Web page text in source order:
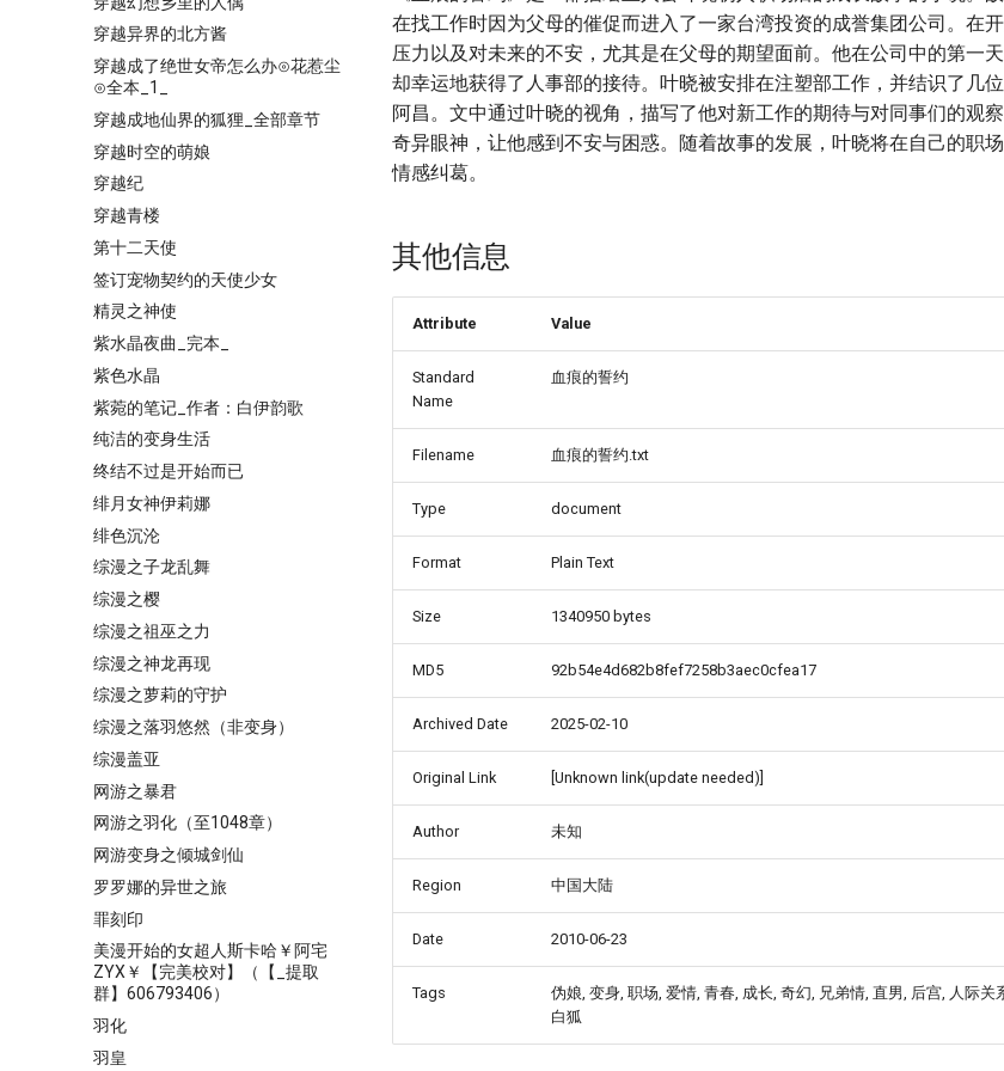
穿越异界的北方酱
穿越成了绝世女帝怎么办⊙花惹尘
⊙全本_1_
穿越成地仙界的狐狸_全部章节
穿越时空的萌娘
穿越纪
穿越青楼
第十二天使
签订宠物契约的天使少女
精灵之神使
紫水晶夜曲_完本_
紫色水晶
紫菀的笔记_作者：白伊韵歌
纯洁的变身生活
终结不过是开始而已
绯月女神伊莉娜
绯色沉沦
综漫之子龙乱舞
综漫之樱
综漫之祖巫之力
综漫之神龙再现
综漫之萝莉的守护
综漫之落羽悠然（非变身）
综漫盖亚
网游之暴君
网游之羽化（至1048章）
网游变身之倾城剑仙
罗罗娜的异世之旅
罪刻印
美漫开始的女超人斯卡哈￥阿宅
ZYX￥【完美校对】（【_提取
群】606793406）
羽化
羽皇
在找工作时因为父母的催促而进入了一家台湾投资的成誉集团公司。在
压力以及对未来的不安，尤其是在父母的期望面前。他在公司中的第一
却幸运地获得了人事部的接待。叶晓被安排在注塑部工作，并结识了几
阿昌。文中通过叶晓的视角，描写了他对新工作的期待与对同事们的观
奇异眼神，让他感到不安与困惑。随着故事的发展，叶晓将在自己的职
情感纠葛。
其他信息
Attribute Value
Standard
Name
血痕的誓约
Filename 血痕的誓约.txt
Type document
Format Plain Text
Size 1340950 bytes
MD5 92b54e4d682b8fef7258b3aec0cfea17
Archived Date 2025-02-10
Original Link [Unknown link(update needed)]
Author 未知
Region 中国大陆
Date 2010-06-23
Tags
伪娘, 变身, 职场, 爱情, 青春, 成长, 奇幻, 兄弟情, 直男, 后宫, 人际
白狐